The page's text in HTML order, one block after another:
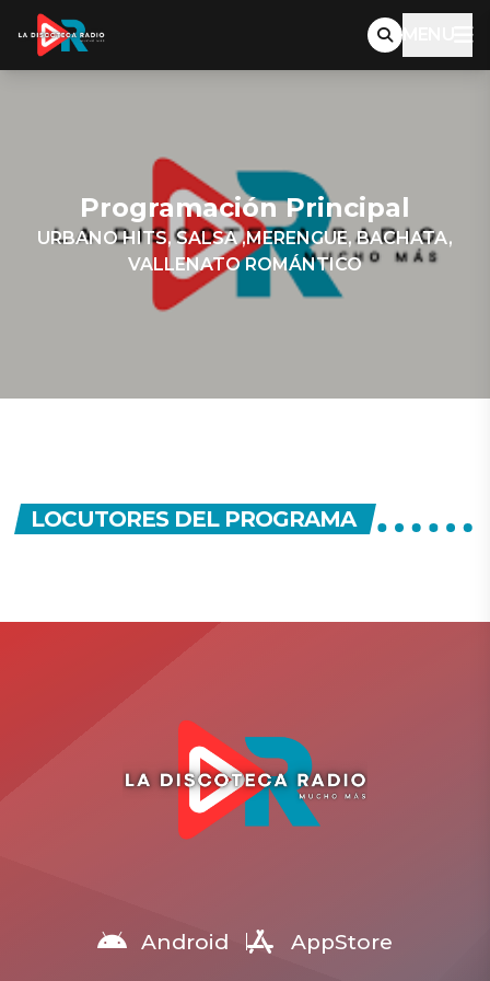
MENU
Programación Principal
URBANO HITS, SALSA ,MERENGUE, BACHATA,
VALLENATO ROMÁNTICO
LOCUTORES DEL PROGRAMA
Android AppStore